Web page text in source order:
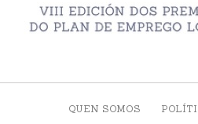
QUEN SOMOS